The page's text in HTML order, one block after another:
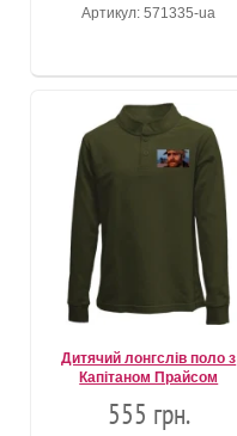
Артикул: 571335-ua
Дитячий лонгслів поло з
Капітаном Прайсом
555 грн.